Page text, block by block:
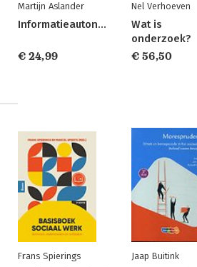
Martijn Aslander
Informatieautonomie
€ 24,99
Nel Verhoeven
Wat is
onderzoek?
€ 56,50
Frans Spierings Jaap Buitink